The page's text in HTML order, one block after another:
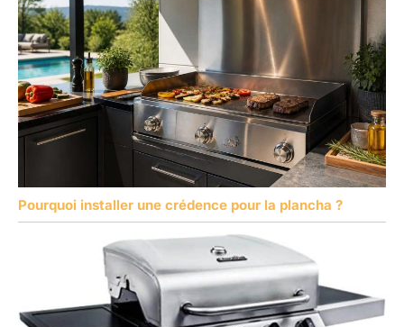
Pourquoi installer une crédence pour la plancha ?